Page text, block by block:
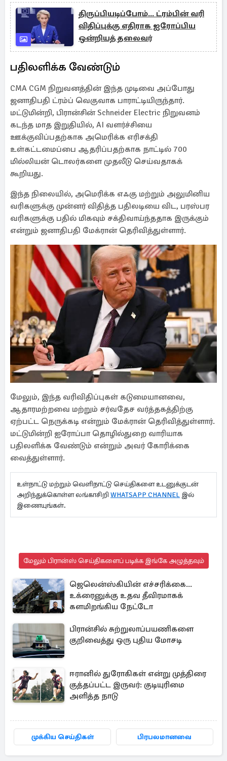
திருப்பியடிப்போம்... ட்ரம்பின் வரி
விதிப்புக்கு எதிராக ஐரோப்பிய
ஒன்றியத் தலைவர்
பதிலளிக்க வேண்டும்
CMA CGM நிறுவனத்தின் இந்த முடிவை அப்போது
ஜனாதிபதி ட்ரம்ப் வெகுவாக பாராட்டியிருந்தார்.
மட்டுமின்றி, பிரான்சின் Schneider Electric நிறுவனம்
கடந்த மாத இறுதியில், AI வளர்ச்சியை
ஊக்குவிப்பதற்காக அமெரிக்க எரிசக்தி
உள்கட்டமைப்பை ஆதரிப்பதற்காக நாட்டில் 700
மில்லியன் டொலர்களை முதலீடு செய்வதாகக்
கூறியது.
இந்த நிலையில், அமெரிக்க எஃகு மற்றும் அலுமினிய
வரிகளுக்கு முன்னர் விதித்த பதிலடியை விட, பரஸ்பர
வரிகளுக்கு பதில் மிகவும் சக்திவாய்ந்ததாக இருக்கும்
என்றும் ஜனாதிபதி மேக்ரான் தெரிவித்துள்ளார்.
மேலும், இந்த வரிவிதிப்புகள் கடுமையானவை,
ஆதாரமற்றவை மற்றும் சர்வதேச வர்த்தகத்திற்கு
ஏற்பட்ட நெருக்கடி என்றும் மேக்ரான் தெரிவித்துள்ளார்.
மட்டுமின்றி ஐரோப்பா தொழில்துறை வாரியாக
பதிலளிக்க வேண்டும் என்றும் அவர் கோரிக்கை
வைத்துள்ளார்.
உள்நாட்டு மற்றும் வெளிநாட்டு செய்திகளை உடனுக்குடன்
அறிந்துக்கொள்ள லங்காசிறி WHATSAPP CHANNEL இல்
இணையுங்கள்.
மேலும் பிரான்ஸ் செய்திகளைப் படிக்க இங்கே அழுத்தவும்
ஜெலென்ஸ்கியின் எச்சரிக்கை...
உக்ரைனுக்கு உதவ தீவிரமாகக்
களமிறங்கிய நேட்டோ
பிரான்சில் சுற்றுலாப்பயணிகளை
குறிவைத்து ஒரு புதிய மோசடி
ஈரானில் துரோகிகள் என்று முத்திரை
குத்தப்பட்ட இருவர்: குடியுரிமை
அளித்த நாடு
முக்கிய செய்திகள் பிரபலமானவை